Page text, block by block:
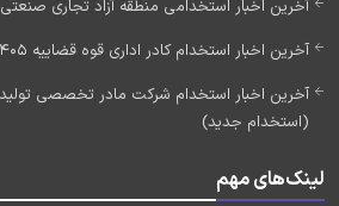
آخرین اخبار استخدامی منطقه آزاد تجاری صنعتی 1405
آخرین اخبار استخدام کادر اداری قوه قضاییه 1405 (به زودی)
(استخدام جدید)
لینک‌های مهم